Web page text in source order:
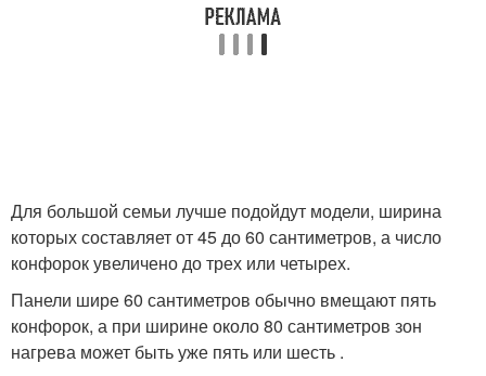
Для большой семьи лучше подойдут модели, ширина
которых составляет от 45 до 60 сантиметров, а число
конфорок увеличено до трех или четырех.
Панели шире 60 сантиметров обычно вмещают пять
конфорок, а при ширине около 80 сантиметров зон
нагрева может быть уже пять или шесть .